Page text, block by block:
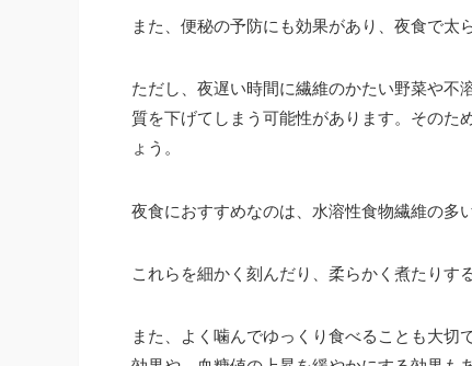
また、便秘の予防にも効果があり、夜食で太
ただし、夜遅い時間に繊維のかたい野菜や不
質を下げてしまう可能性があります。そのた
ょう。
夜食におすすめなのは、水溶性食物繊維の多
これらを細かく刻んだり、柔らかく煮たりす
また、よく噛んでゆっくり食べることも大